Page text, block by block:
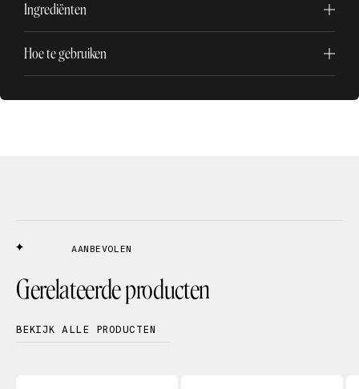
Ingrediënten
Hoe te gebruiken
AANBEVOLEN
Gerelateerde producten
BEKIJK ALLE PRODUCTEN